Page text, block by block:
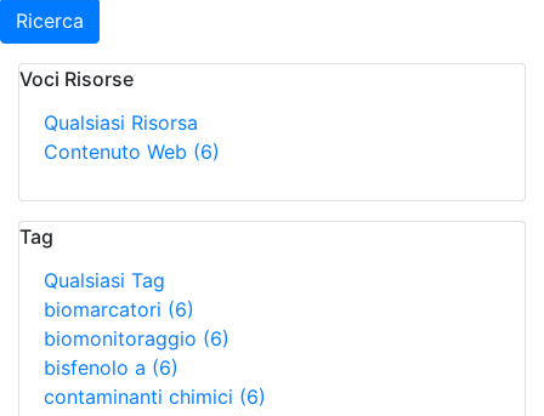
Ricerca
Voci Risorse
Qualsiasi Risorsa
Contenuto Web (6)
Tag
Qualsiasi Tag
biomarcatori (6)
biomonitoraggio (6)
bisfenolo a (6)
contaminanti chimici (6)